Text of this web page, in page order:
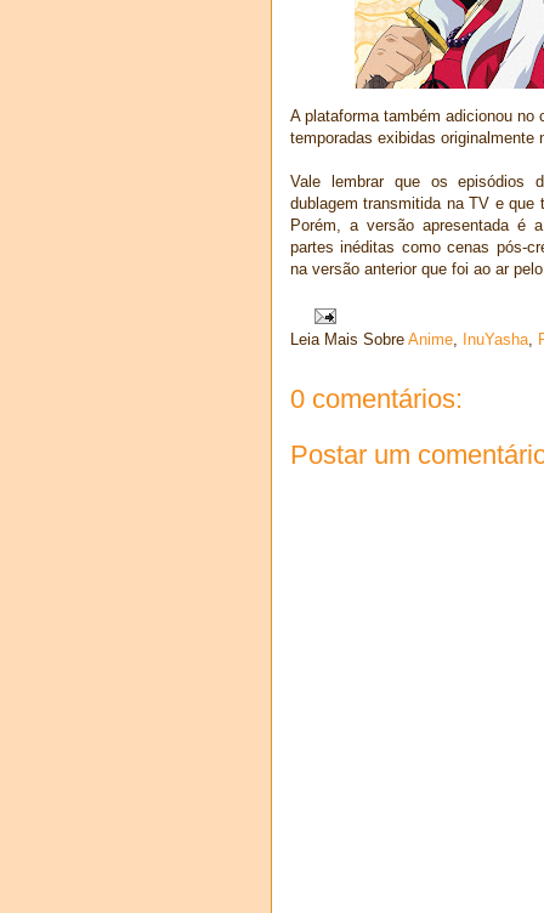
A plataforma também adicionou no
temporadas exibidas originalmente
Vale lembrar que os episódios
dublagem transmitida na TV e que
Porém, a versão apresentada é
partes inéditas como cenas pós-
na versão anterior que foi ao ar
Leia Mais Sobre Anime, InuYasha,
0 comentários:
Postar um